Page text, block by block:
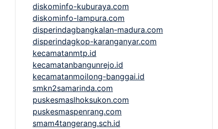
diskominfo-kuburaya.com
diskominfo-lampura.com
disperindagbangkalan-madura.com
disperindagkop-karanganyar.com
kecamatanmtp.id
kecamatanbangunrejo.id
kecamatanmoilong-banggai.id
smkn2samarinda.com
puskesmaslhoksukon.com
puskesmaspenrang.com
smam4tangerang.sch.id